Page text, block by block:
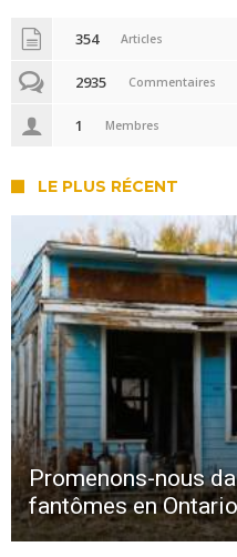
354 Articles
2935 Commentaires
1 Membres
LE PLUS RÉCENT
Promenons-nous
fantômes en Ontario